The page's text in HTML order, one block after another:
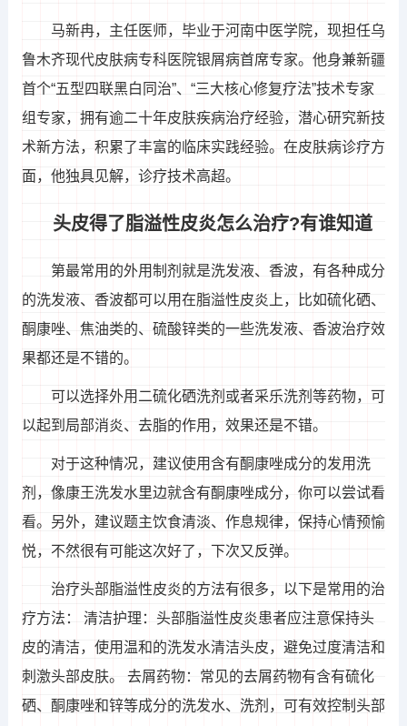
马新冉，主任医师，毕业于河南中医学院，现担任乌
鲁木齐现代皮肤病专科医院银屑病首席专家。他身兼新疆
首个“五型四联黑白同治”、“三大核心修复疗法”技术专家
组专家，拥有逾二十年皮肤疾病治疗经验，潜心研究新技
术新方法，积累了丰富的临床实践经验。在皮肤病诊疗方
面，他独具见解，诊疗技术高超。
头皮得了脂溢性皮炎怎么治疗?有谁知道
第最常用的外用制剂就是洗发液、香波，有各种成分
的洗发液、香波都可以用在脂溢性皮炎上，比如硫化硒、
酮康唑、焦油类的、硫酸锌类的一些洗发液、香波治疗效
果都还是不错的。
可以选择外用二硫化硒洗剂或者采乐洗剂等药物，可
以起到局部消炎、去脂的作用，效果还是不错。
对于这种情况，建议使用含有酮康唑成分的发用洗
剂，像康王洗发水里边就含有酮康唑成分，你可以尝试看
看。另外，建议题主饮食清淡、作息规律，保持心情预愉
悦，不然很有可能这次好了，下次又反弹。
治疗头部脂溢性皮炎的方法有很多，以下是常用的治
疗方法： 清洁护理：头部脂溢性皮炎患者应注意保持头
皮的清洁，使用温和的洗发水清洁头皮，避免过度清洁和
刺激头部皮肤。 去屑药物：常见的去屑药物有含有硫化
硒、酮康唑和锌等成分的洗发水、洗剂，可有效控制头部